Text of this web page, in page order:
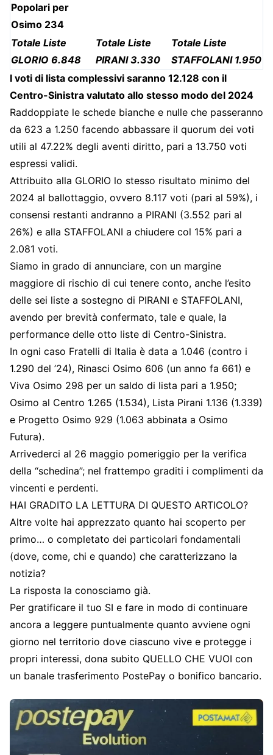
Popolari per
Osimo 234
Totale Liste
GLORIO 6.848
Totale Liste
PIRANI 3.330
Totale Liste
STAFFOLANI 1.950
I voti di lista complessivi saranno 12.128 con il
Centro-Sinistra valutato allo stesso modo del 2024
Raddoppiate le schede bianche e nulle che passeranno
da 623 a 1.250 facendo abbassare il quorum dei voti
utili al 47.22% degli aventi diritto, pari a 13.750 voti
espressi validi.
Attribuito alla GLORIO lo stesso risultato minimo del
2024 al ballottaggio, ovvero 8.117 voti (pari al 59%), i
consensi restanti andranno a PIRANI (3.552 pari al
26%) e alla STAFFOLANI a chiudere col 15% pari a
2.081 voti.
Siamo in grado di annunciare, con un margine
maggiore di rischio di cui tenere conto, anche l’esito
delle sei liste a sostegno di PIRANI e STAFFOLANI,
avendo per brevità confermato, tale e quale, la
performance delle otto liste di Centro-Sinistra.
In ogni caso Fratelli di Italia è data a 1.046 (contro i
1.290 del ’24), Rinasci Osimo 606 (un anno fa 661) e
Viva Osimo 298 per un saldo di lista pari a 1.950;
Osimo al Centro 1.265 (1.534), Lista Pirani 1.136 (1.339)
e Progetto Osimo 929 (1.063 abbinata a Osimo
Futura).
Arrivederci al 26 maggio pomeriggio per la verifica
della “schedina”; nel frattempo graditi i complimenti da
vincenti e perdenti.
HAI GRADITO LA LETTURA DI QUESTO ARTICOLO?
Altre volte hai apprezzato quanto hai scoperto per
primo… o completato dei particolari fondamentali
(dove, come, chi e quando) che caratterizzano la
notizia?
La risposta la conosciamo già.
Per gratificare il tuo SI e fare in modo di continuare
ancora a leggere puntualmente quanto avviene ogni
giorno nel territorio dove ciascuno vive e protegge i
propri interessi, dona subito QUELLO CHE VUOI con
un banale trasferimento PostePay o bonifico bancario.